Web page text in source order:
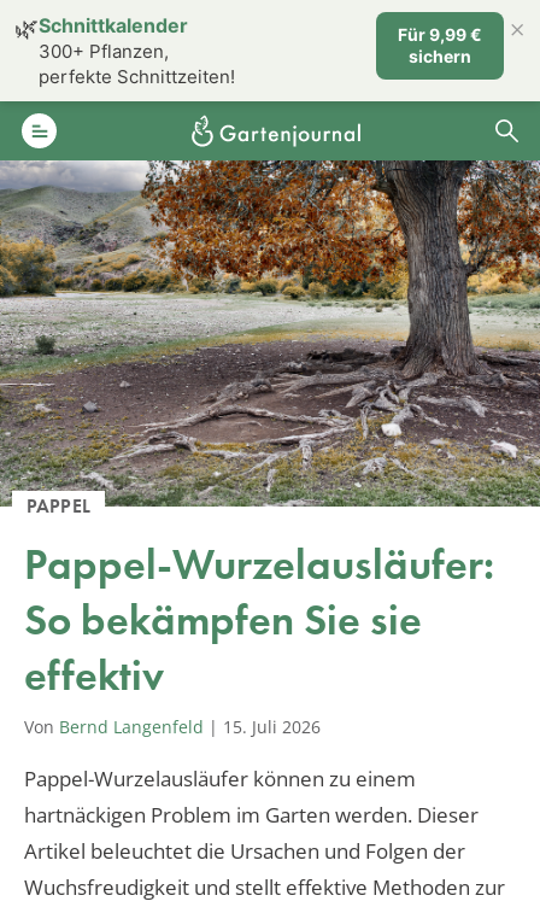
PAPPEL
Pappel-Wurzelausläufer:
So bekämpfen Sie sie
effektiv
Von Bernd Langenfeld | 15. Juli 2026
Pappel-Wurzelausläufer können zu einem
hartnäckigen Problem im Garten werden. Dieser
Artikel beleuchtet die Ursachen und Folgen der
Wuchsfreudigkeit und stellt effektive Methoden zur
🌿Schnittkalender
300+ Pflanzen,
perfekte Schnittzeiten!
Für 9,99 €
sichern
×